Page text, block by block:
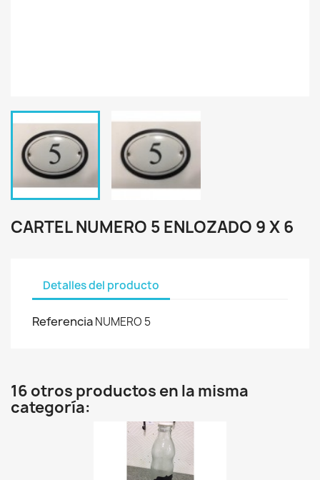
CARTEL NUMERO 5 ENLOZADO 9 X 6
Detalles del producto
ReferenciaNUMERO 5
16 otros productos en la misma
categoría: